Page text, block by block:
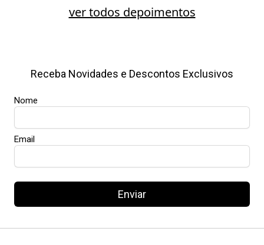
ver todos depoimentos
Receba Novidades e Descontos Exclusivos
Nome
Email
Enviar